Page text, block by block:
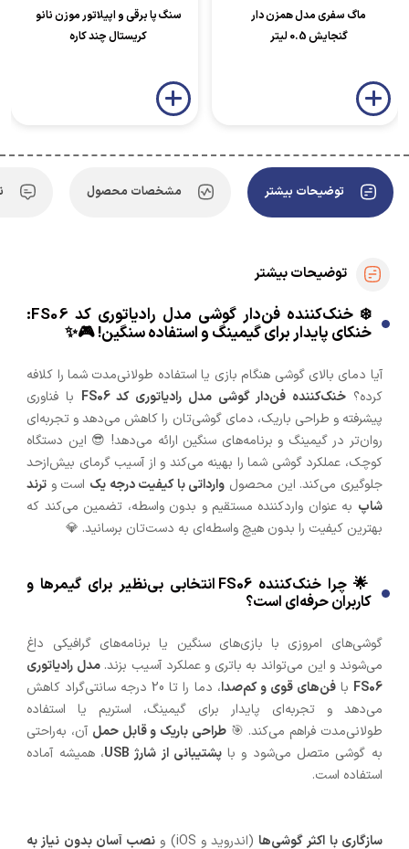
ماگ سفری مدل همزن دار
گنجایش 0.5 لیتر
سنگ پا برقی و اپیلاتور موزن نانو
کریستال چند کاره
توضیحات بیشتر مشخصات محصول
توضیحات بیشتر
❄️ خنک‌کننده فن‌دار گوشی مدل رادیاتوری کد FS06:
خنکای پایدار برای گیمینگ و استفاده سنگین! 🎮✨
آیا دمای بالای گوشی هنگام بازی یا استفاده طولانی‌مدت شما را کلافه
کرده؟ خنک‌کننده فن‌دار گوشی مدل رادیاتوری کد FS06
با فناوری
پیشرفته و طراحی باریک، دمای گوشی‌تان را کاهش می‌دهد و تجربه‌ای
روان‌تر در گیمینگ و برنامه‌های سنگین ارائه می‌دهد! 😎 این دستگاه
کوچک، عملکرد گوشی شما را بهینه می‌کند و از آسیب گرمای بیش‌ازحد
جلوگیری می‌کند. این محصول وارداتی با کیفیت درجه یک است و ترند
شاپ به عنوان واردکننده مستقیم و بدون واسطه، تضمین می‌کند که
بهترین کیفیت را بدون هیچ واسطه‌ای به دست‌تان برسانید. 💎
🌟 چرا خنک‌کننده FS06 انتخابی بی‌نظیر برای گیمرها و
کاربران حرفه‌ای است؟
گوشی‌های امروزی با بازی‌های سنگین یا برنامه‌های گرافیکی داغ
می‌شوند و این می‌تواند به باتری و عملکرد آسیب بزند.مدل رادیاتوری
FS06 بافن‌های قوی و کم‌صدا
، دما را تا 20 درجه سانتی‌گراد کاهش
می‌دهد و تجربه‌ای پایدار برای گیمینگ، استریم یا استفاده
طولانی‌مدت فراهم می‌کند. 🎯طراحی باریک و قابل حمل آن، به‌راحتی
به گوشی متصل می‌شود و باپشتیبانی از شارژ USB
، همیشه آماده
استفاده است.
سازگاری با اکثر گوشی‌ها(اندروید و iOS) و نصب آسان بدون نیاز به